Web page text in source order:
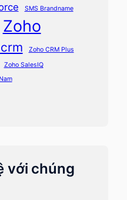
SMS Brandname
Zoho
Zoho CRM Plus
Zoho SalesIQ
với chúng